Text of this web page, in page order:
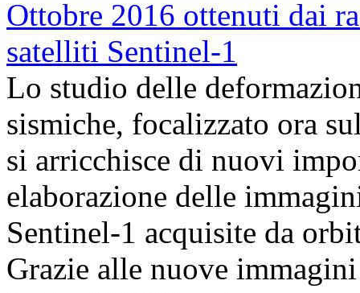
Lo studio delle
sismiche, focalizzato ora
si arricchisce di nuovi
elaborazione delle
Sentinel-1 acquisite da
Grazie alle nuove